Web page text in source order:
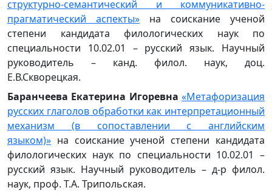
структурно-семантический и коммуникативно-
прагматический аспекты» на соискание ученой
степени кандидата филологических наук по
специальности 10.02.01 – русский язык. Научный
руководитель – канд. филол. наук, доц.
Е.В.Скворецкая.
Баранчеева Екатерина Игоревна «Метафоризация
русских глаголов обработки как интерпретационный
механизм (в сопоставлении с английским
языком)» на соискание ученой степени кандидата
филологических наук по специальности 10.02.01 –
русский язык. Научный руководитель – д-р филол.
наук, проф. Т.А. Трипольская.